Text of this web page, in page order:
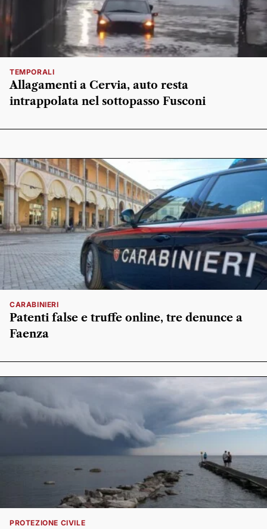
TEMPORALI
Allagamenti a Cervia, auto resta
intrappolata nel sottopasso Fusconi
CARABINIERI
Patenti false e truffe online, tre denunce a
Faenza
PROTEZIONE CIVILE